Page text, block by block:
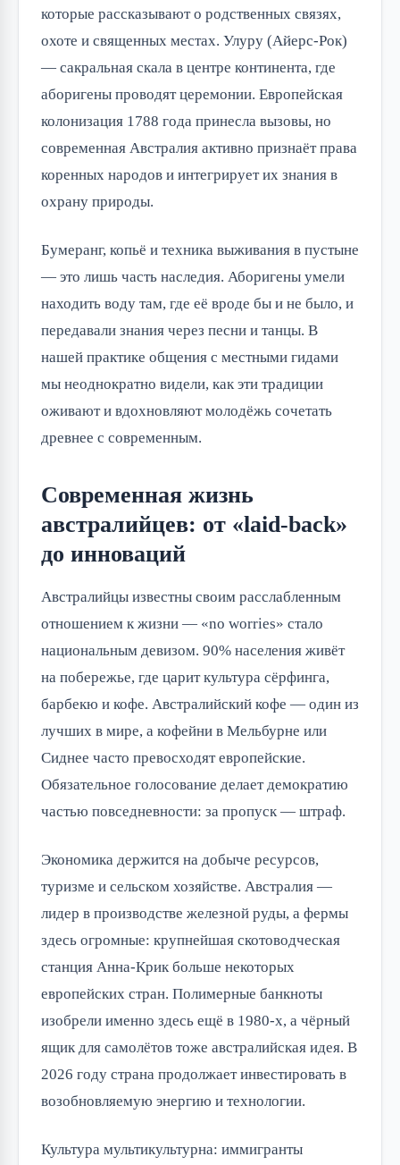
которые рассказывают о родственных связях,
охоте и священных местах. Улуру (Айерс-Рок)
— сакральная скала в центре континента, где
аборигены проводят церемонии. Европейская
колонизация 1788 года принесла вызовы, но
современная Австралия активно признаёт права
коренных народов и интегрирует их знания в
охрану природы.
Бумеранг, копьё и техника выживания в пустыне
— это лишь часть наследия. Аборигены умели
находить воду там, где её вроде бы и не было, и
передавали знания через песни и танцы. В
нашей практике общения с местными гидами
мы неоднократно видели, как эти традиции
оживают и вдохновляют молодёжь сочетать
древнее с современным.
Современная жизнь
австралийцев: от «laid-back»
до инноваций
Австралийцы известны своим расслабленным
отношением к жизни — «no worries» стало
национальным девизом. 90% населения живёт
на побережье, где царит культура сёрфинга,
барбекю и кофе. Австралийский кофе — один из
лучших в мире, а кофейни в Мельбурне или
Сиднее часто превосходят европейские.
Обязательное голосование делает демократию
частью повседневности: за пропуск — штраф.
Экономика держится на добыче ресурсов,
туризме и сельском хозяйстве. Австралия —
лидер в производстве железной руды, а фермы
здесь огромные: крупнейшая скотоводческая
станция Анна-Крик больше некоторых
европейских стран. Полимерные банкноты
изобрели именно здесь ещё в 1980-х, а чёрный
ящик для самолётов тоже австралийская идея. В
2026 году страна продолжает инвестировать в
возобновляемую энергию и технологии.
Культура мультикультурна: иммигранты